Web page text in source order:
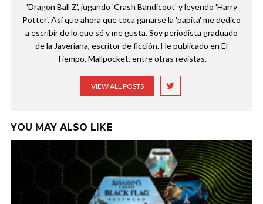
'Dragon Ball Z', jugando 'Crash Bandicoot' y leyendo 'Harry
Potter'. Así que ahora que toca ganarse la 'papita' me dedico
a escribir de lo que sé y me gusta. Soy periodista graduado
de la Javeriana, escritor de ficción. He publicado en El
Tiempo, Mallpocket, entre otras revistas.
VIEW ALL POSTS
YOU MAY ALSO LIKE